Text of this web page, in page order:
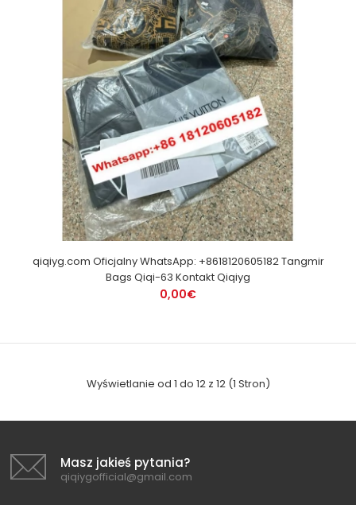
qiqiyg.com Oficjalny WhatsApp: +8618120605182 Tangmir
Bags Qiqi-63 Kontakt Qiqiyg
0,00€
Wyświetlanie od 1 do 12 z 12 (1 Stron)
Masz jakieś pytania?
qiqiygofficial@gmail.com